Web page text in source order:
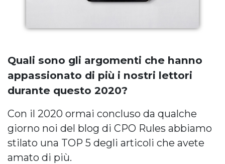
Quali sono gli argomenti che hanno
appassionato di più i nostri lettori
durante questo 2020?
Con il 2020 ormai concluso da qualche
giorno noi del blog di CPO Rules abbiamo
stilato una TOP 5 degli articoli che avete
amato di più.